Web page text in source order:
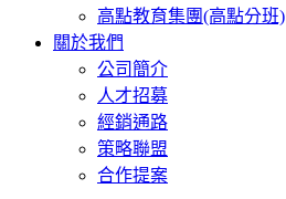
高點教育集團(高點分班)
關於我們
公司簡介
人才招募
經銷通路
策略聯盟
合作提案